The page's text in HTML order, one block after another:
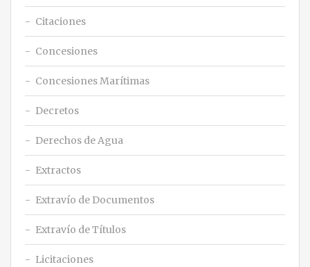
Citaciones
Concesiones
Concesiones Marítimas
Decretos
Derechos de Agua
Extractos
Extravío de Documentos
Extravío de Títulos
Licitaciones